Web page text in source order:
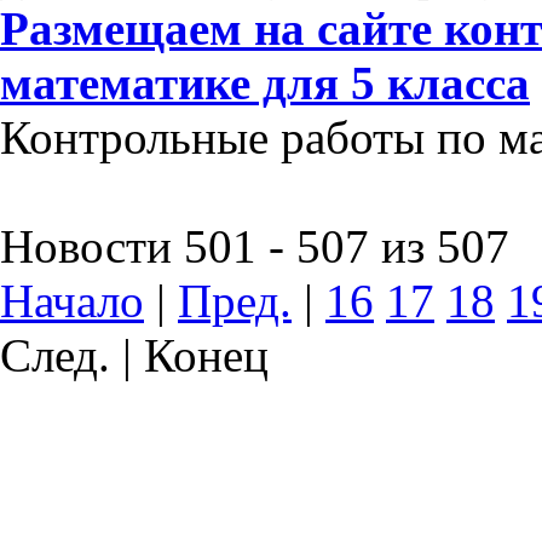
Размещаем на сайте
математике для 5 класса
Контрольные работы по
Новости 501 - 507 из 507
Начало | Пред. | 16 17 18
След. | Конец